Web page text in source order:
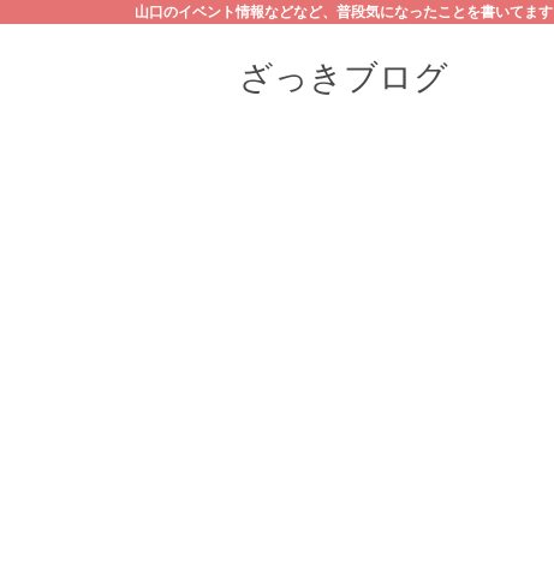
山口のイベント情報などなど、普段気になったことを書いてます
ざっきブログ